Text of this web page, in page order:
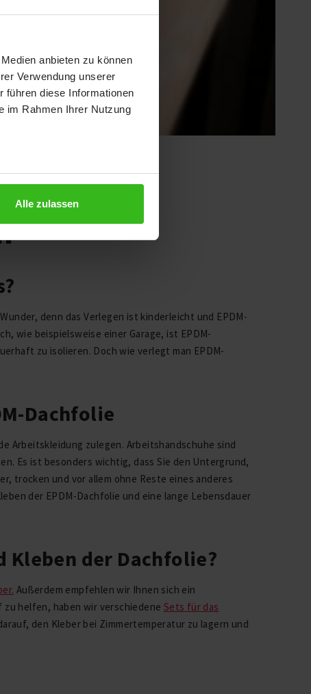
anbieten zu können
Verwendung unserer
führen diese Informationen
im Rahmen Ihrer Nutzung
Alle zulassen
denn das Verlegen ist kinderleicht und EPDM-
wie beispielsweise einer Garage, ist EPDM-
zu isolieren. Doch wie verlegt man EPDM-
Dachfolie
Arbeitskleidung zulegen. Arbeitshandschuhe sind
Es ist besonders wichtig, dass Sie den Untergrund,
trocken und vor allem ohne Reste eines anderes
der EPDM-Dachfolie und eine lange Lebensdauer
Kleben der Dachfolie?
Außerdem empfehlen wir Ihnen sich ein
zu helfen, haben wir verschiedene Sets für das
den Kleber bei Zimmertemperatur zu lagern und